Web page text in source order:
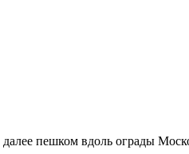
пешком вдоль ограды